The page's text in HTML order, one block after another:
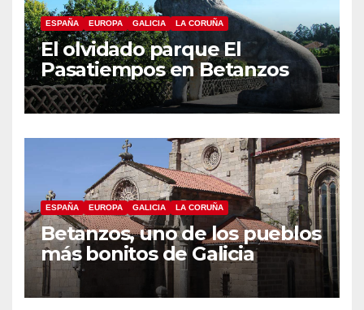
ESPAÑA EUROPA GALICIA LA CORUÑA
El olvidado parque El
Pasatiempos en Betanzos
ESPAÑA EUROPA GALICIA LA CORUÑA
Betanzos, uno de los pueblos
más bonitos de Galicia